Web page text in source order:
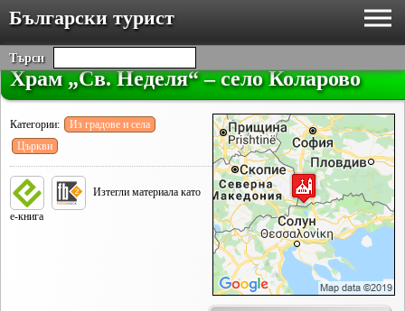
Български турист
Търси
Храм „Св. Неделя“ – село Коларово
Категории:
Из градове и села
Църкви
Изтегли материала като
е-книга